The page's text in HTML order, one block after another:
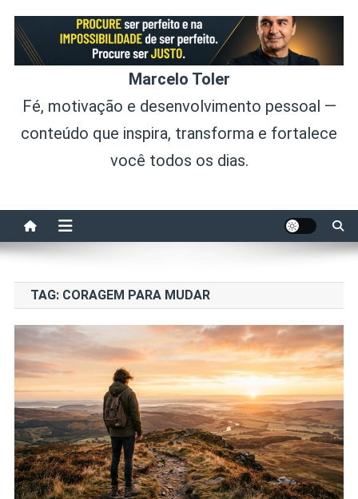
content
Marcelo Toler
Fé, motivação e desenvolvimento pessoal —
conteúdo que inspira, transforma e fortalece
você todos os dias.
TAG: CORAGEM PARA MUDAR